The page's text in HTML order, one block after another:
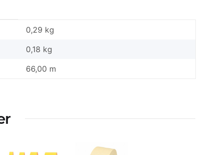
0,29 kg
0,18 kg
66,00 m